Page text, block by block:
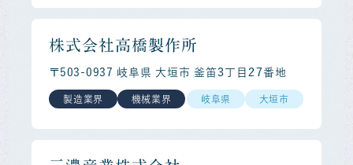
株式会社高橋製作所
〒503-0937 岐阜県 大垣市 釜笛３丁目２７番地
製造業界 機械業界 岐阜県 大垣市